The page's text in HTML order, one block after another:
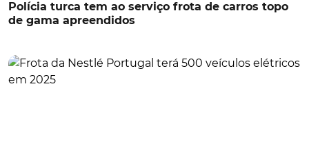
Polícia turca tem ao serviço frota de carros topo
de gama apreendidos